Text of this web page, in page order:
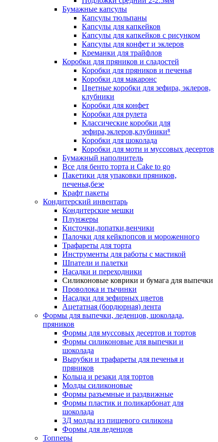
Бумажные капсулы
Капсулы тюльпаны
Капсулы для капкейков
Капсулы для капкейков с рисунком
Капсулы для конфет и эклеров
Креманки для трайфлов
Коробки для пряников и сладостей
Коробки для пряников и печенья
Коробки для макаронс
Цветные коробки для зефира, эклеров,
клубники
Коробки для конфет
Коробки для рулета
Классические коробки для
зефира,эклеров,клубники⁸
Коробки для шоколада
Коробки для моти и муссовых десертов
Бумажный наполнитель
Все для бенто торта и Cake to go
Пакетики для упаковки пряников,
печенья,безе
Крафт пакеты
Кондитерский инвентарь
Кондитерские мешки
Плунжеры
Кисточки,лопатки,венчики
Палочки для кейкпопсов и мороженного
Трафареты для торта
Инструменты для работы с мастикой
Шпатели и палетки
Насадки и переходники
Силиконовые коврики и бумага для выпечки
Проволока и тычинки
Насадки для зефирных цветов
Ацетатная (бордюрная) лента
Формы для выпечки, леденцов, шоколада,
пряников
Формы для муссовых десертов и тортов
Формы силиконовые для выпечки и
шоколада
Вырубки и трафареты для печенья и
пряников
Кольца и резаки для тортов
Молды силиконовые
Формы разъемные и раздвижные
Формы пластик и поликарбонат для
шоколада
3Д молды из пищевого силикона
Формы для леденцов
Топперы